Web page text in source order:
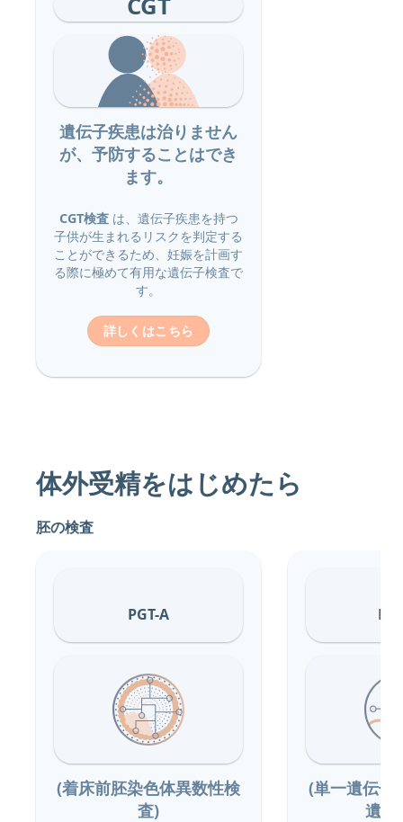
遺伝子疾患は治りません
が、予防することはでき
ます。
CGT検査は、遺伝子疾患を持つ
子供が生まれるリスクを判定する
ことができるため、妊娠を計画す
る際に極めて有用な遺伝子検査で
す。
詳しくはこちら
体外受精をはじめたら
胚の検査
PGT-A
(着床前胚染色体異数性検
査)
(単一遺伝子
遺伝